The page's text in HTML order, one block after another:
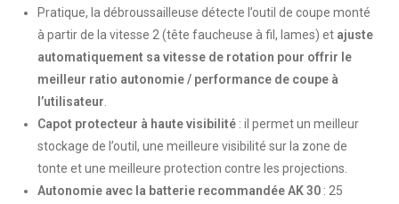
Pratique, la débroussailleuse détecte l’outil de coupe monté
à partir de la vitesse 2 (tête faucheuse à fil, lames) et ajuste
automatiquement sa vitesse de rotation pour offrir le
meilleur ratio autonomie / performance de coupe à
l’utilisateur
Capot protecteur à haute visibilité : il permet un meilleur
stockage de l’outil, une meilleure visibilité sur la zone de
tonte et une meilleure protection contre les projections.
Autonomie avec la batterie recommandée AK 30 : 25